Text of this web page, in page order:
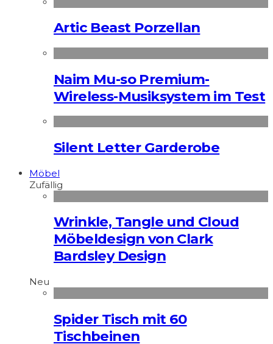
Artic Beast Porzellan
Naim Mu-so Premium-
Wireless-Musiksystem im Test
Silent Letter Garderobe
Möbel
Zufällig
Wrinkle, Tangle und Cloud
Möbeldesign von Clark
Bardsley Design
Neu
Spider Tisch mit 60
Tischbeinen